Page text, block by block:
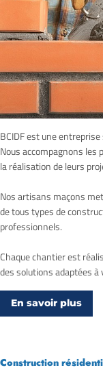
BCIDF est une
Nous accompagnons les
la réalisation de leurs
Nos artisans maçons
de tous types de
professionnels.
Chaque chantier est
des solutions adaptées
En savoir plus
Construction